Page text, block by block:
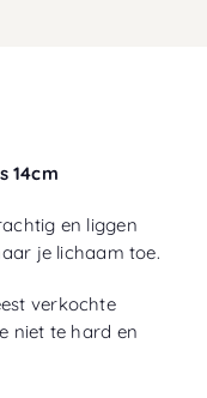
14cm
en liggen
je lichaam toe.
verkochte
niet te hard en